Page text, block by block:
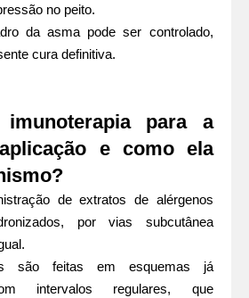
no peito.
da asma pode ser controlado,
cura definitiva.
para a
e como ela
de extratos de alérgenos
por vias subcutânea
são feitas em esquemas já
intervalos regulares, que